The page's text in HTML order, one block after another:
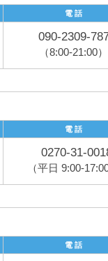
電 話
090-2309-
（8:00-21:00）
電 話
0270-31-
（平日 9:00-
電 話